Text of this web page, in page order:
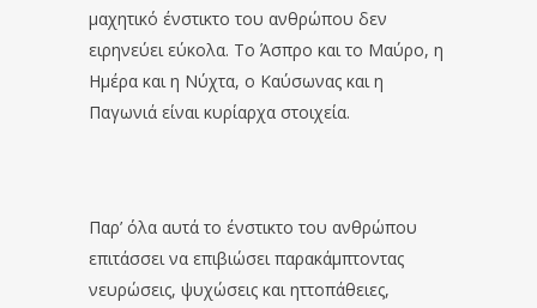
μαχητικό ένστικτο του ανθρώπου δεν
ειρηνεύει εύκολα. Το Άσπρο και το Μαύρο, η
Ημέρα και η Νύχτα, ο Καύσωνας και η
Παγωνιά είναι κυρίαρχα στοιχεία.
Παρ’ όλα αυτά το ένστικτο του ανθρώπου
επιτάσσει να επιβιώσει παρακάμπτοντας
νευρώσεις, ψυχώσεις και ηττοπάθειες,